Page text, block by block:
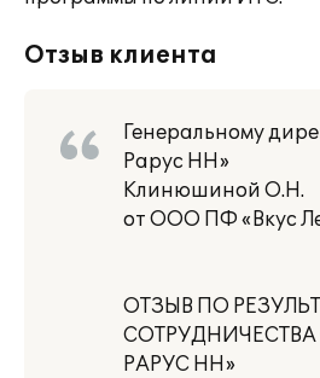
Отзыв клиента
Генеральному
Рарус НН»
Клинюшиной О.Н.
от ООО ПФ «Вкус
ОТЗЫВ ПО
СОТРУДНИЧЕСТВА
РАРУС НН»